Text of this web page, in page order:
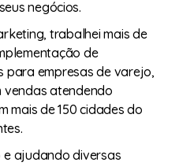
negócios.
trabalhei mais de
de
para empresas de varejo,
vendas atendendo
mais de 150 cidades do
ajudando diversas